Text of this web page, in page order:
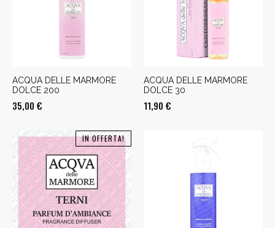
ACQUA DELLE MARMORE
DOLCE 200
35,00 €
ACQUA DELLE MARMORE
DOLCE 30
11,90 €
IN OFFERTA!